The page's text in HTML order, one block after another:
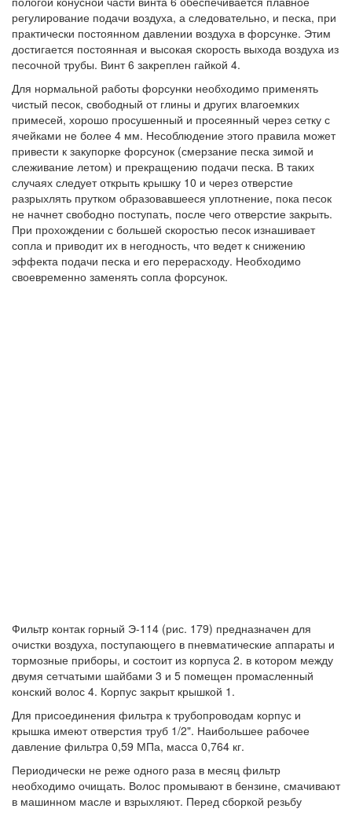
регулирование подачи воздуха, а следовательно, и песка, при
практически постоянном давлении воздуха в форсунке. Этим
достигается постоянная и высокая скорость выхода воздуха из
песочной трубы. Винт 6 закреплен гайкой 4.
Для нормальной работы форсунки необходимо применять
чистый песок, свободный от глины и других влагоемких
примесей, хорошо просушенный и просеянный через сетку с
ячейками не более 4 мм. Несоблюдение этого правила может
привести к закупорке форсунок (смерзание песка зимой и
слеживание летом) и прекращению подачи песка. В таких
случаях следует открыть крышку 10 и через отверстие
разрыхлять прутком образовавшееся уплотнение, пока песок
не начнет свободно поступать, после чего отверстие закрыть.
При прохождении с большей скоростью песок изнашивает
сопла и приводит их в негодность, что ведет к снижению
эффекта подачи песка и его перерасходу. Необходимо
своевременно заменять сопла форсунок.
Фильтр контак горный Э-114 (рис. 179) предназначен для
очистки воздуха, поступающего в пневматические аппараты и
тормозные приборы, и состоит из корпуса 2. в котором между
двумя сетчатыми шайбами 3 и 5 помещен промасленный
конский волос 4. Корпус закрыт крышкой 1.
Для присоединения фильтра к трубопроводам корпус и
крышка имеют отверстия труб 1/2". Наибольшее рабочее
давление фильтра 0,59 МПа, масса 0,764 кг.
Периодически не реже одного раза в месяц фильтр
необходимо очищать. Волос промывают в бензине, смачивают
в машинном масле и взрыхляют. Перед сборкой резьбу